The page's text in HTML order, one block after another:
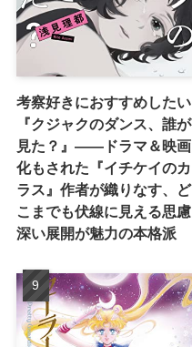
考察好きにおすすめしたい
『クジャクのダンス、誰が
見た？』――ドラマ＆映画
化もされた『イチケイのカ
ラス』作者が織りなす、ど
こまでも伏線に見える思慮
深い展開が魅力の本格派